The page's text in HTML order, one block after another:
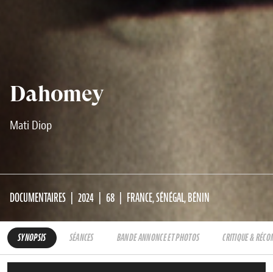
Dahomey
Mati Diop
DOCUMENTAIRES 2024 68 FRANCE, SÉNÉGAL, BÉNIN
SYNOPSIS SÉANCES BANDE ANNONCE ET PHOTOS CRITIQUE &